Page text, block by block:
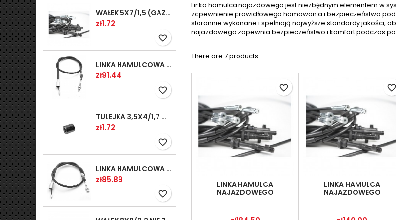
WAŁEK 5X7/1,5 (GAZ WSK)(PR5)
Price
zł1.72
favorite_border
LINKA HAMULCOWA PRZYCZEPY KNOTT 1240/1030 33921-1.11S
Price
zł91.44
favorite_border
TULEJKA 3,5X4/1,7 GAZÓW -OCYNK
Price
zł1.72
favorite_border
LINKA HAMULCOWA PRZYCZEPY KNOTT 1040/830 33921-1.07S
Price
zł85.89
favorite_border
Linka hamulca najazdowego jest niezbędnym elementem w
zapewnienie prawidłowego hamowania i bezpieczeństwa
starannie wykonane i spełniają najwyższe standardy jakości,
najazdowego zapewnia bezpieczeństwo i komfort podczas
There are 7 products.
LINKA HAMULCA
NAJAZDOWEGO
favorite_border
LINKA HAMULCA
NAJAZDOWEGO
favorite_border